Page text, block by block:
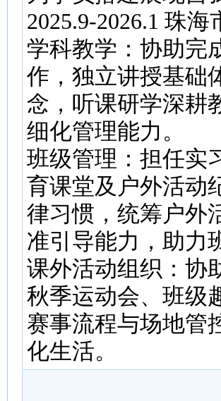
2025.9-2026.1 珠
学科教学：协助完
作，独立讲授基础
念，听课研学深耕
细化管理能力。
班级管理：担任实
育课堂及户外活动
律习惯，统筹户外
准引导能力，助力
课外活动组织：协
秋季运动会、班级
赛事流程与场地管
化生活。